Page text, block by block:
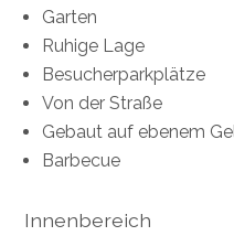
Garten
Ruhige Lage
Besucherparkplätze
Von der Straße
Gebaut auf ebenem
Barbecue
Innenbereich